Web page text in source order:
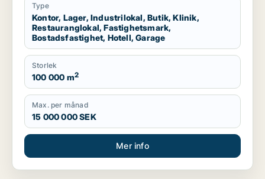
Type
Kontor, Lager, Industrilokal, Butik, Klinik,
Restauranglokal, Fastighetsmark,
Bostadsfastighet, Hotell, Garage
Storlek
100 000 m2
Max. per månad
15 000 000 SEK
Mer info